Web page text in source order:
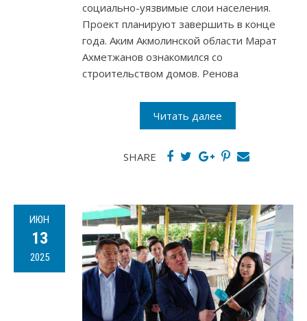
социально-уязвимые слои населения.
Проект планируют завершить в конце
года. Аким Акмолинской области Марат
Ахметжанов ознакомился со
строительством домов. Ренова
Читать далее
SHARE
ИЮН
13
2025